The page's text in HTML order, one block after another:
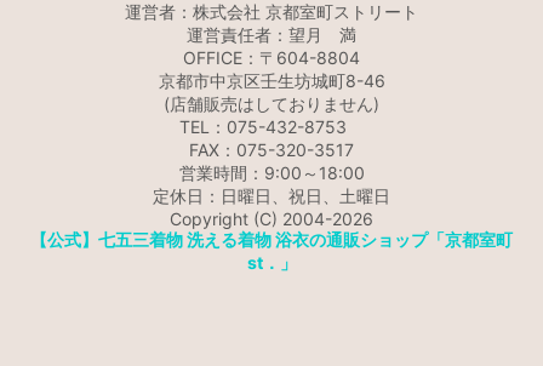
運営者：株式会社 京都室町ストリート
運営責任者：望月 満
OFFICE：〒604-8804
京都市中京区壬生坊城町8-46
(店舗販売はしておりません)
TEL：075-432-8753
FAX：075-320-3517
営業時間：9:00～18:00
定休日：日曜日、祝日、土曜日
Copyright (C) 2004-2026
【公式】七五三着物 洗える着物 浴衣の通販ショップ「京都室町
st．」